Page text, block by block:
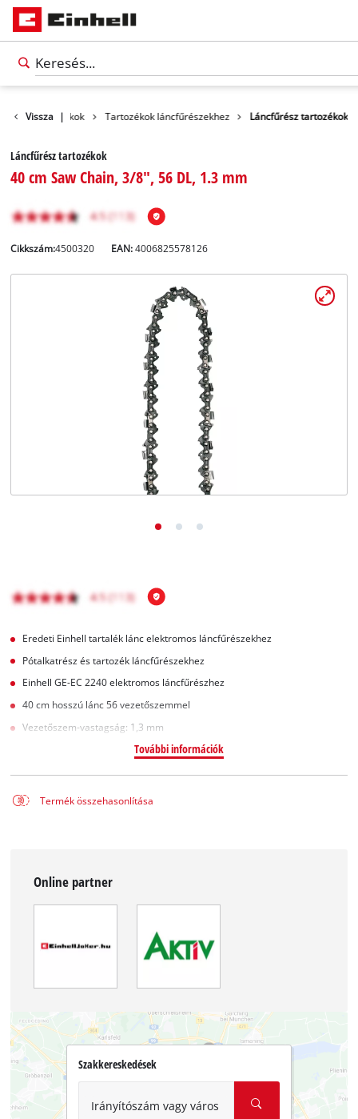
Vissza |
és tartozékok Tartozékok láncfűrészekhez Láncfűrész tartozékok
Láncfűrész tartozékok
40 cm Saw Chain, 3/8", 56 DL, 1.3 mm
Cikkszám:4500320 EAN:4006825578126
Eredeti Einhell tartalék lánc elektromos láncfűrészekhez
Pótalkatrész és tartozék láncfűrészekhez
Einhell GE-EC 2240 elektromos láncfűrészhez
40 cm hosszú lánc 56 vezetőszemmel
Vezetőszem-vastagság: 1,3 mm
További információk
Termék összehasonlítása
Online partner
Szakkereskedések
Irányítószám vagy város